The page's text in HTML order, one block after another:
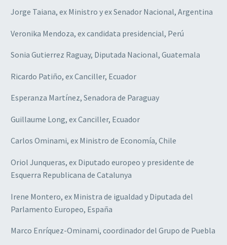
Jorge Taiana, ex Ministro y ex Senador Nacional, Argentina
Veronika Mendoza, ex candidata presidencial, Perú
Sonia Gutierrez Raguay, Diputada Nacional, Guatemala
Ricardo Patiño, ex Canciller, Ecuador
Esperanza Martínez, Senadora de Paraguay
Guillaume Long, ex Canciller, Ecuador
Carlos Ominami, ex Ministro de Economía, Chile
Oriol Junqueras, ex Diputado europeo y presidente de
Esquerra Republicana de Catalunya
Irene Montero, ex Ministra de igualdad y Diputada del
Parlamento Europeo, España
Marco Enríquez-Ominami, coordinador del Grupo de Puebla